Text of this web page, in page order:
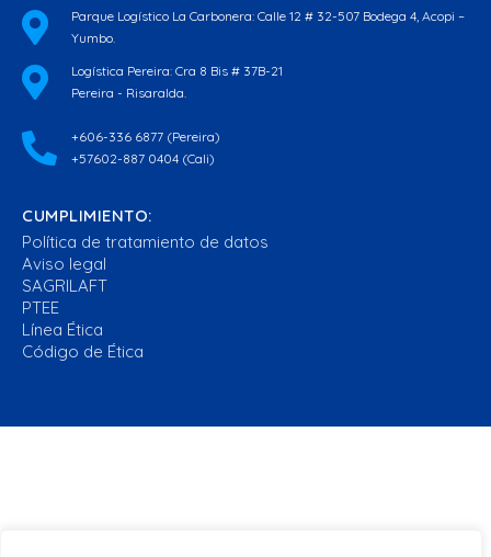
Parque Logístico La Carbonera: Calle 12 # 32-507 Bodega 4, Acopi –
Yumbo.
Logística Pereira: Cra 8 Bis # 37B-21
Pereira - Risaralda.
+606-336 6877 (Pereira)
+57602-887 0404 (Cali)
CUMPLIMIENTO:
Política de tratamiento de datos
Aviso legal
SAGRILAFT
PTEE
Línea Ética
Código de Ética